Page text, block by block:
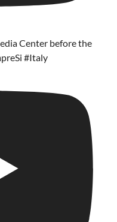
Center before the
#Italy